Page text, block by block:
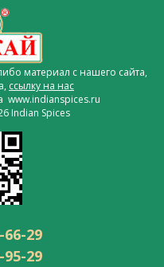
материал с нашего сайта,
ссылку на нас
www.indianspices.ru
Indian Spices
66-29
95-29